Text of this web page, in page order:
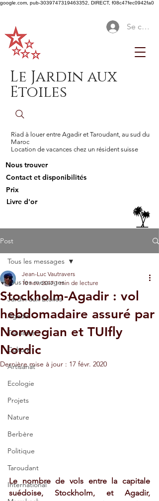
google.com, pub-3039747319463352, DIRECT, f08c47fec0942fa0
Se
Le Jardin aux
Etoiles
Riad à louer entre Agadir et Taroudant, au sud du
Maroc
Location de vacances chez un résident suisse
Nous trouver
Contact et disponibilités
Prix
Livre d'or
Post
Tous les messages
Jardin aux Etoiles
Agadir
Tourisme
Culture
Artisanat
Ecologie
Projets
Nature
Berbère
Politique
Taroudant
International
Tous les messages
Stockholm-Agadir : vol
hebdomadaire assuré par
Norwegian et TUIfly
Nordic
Jean-Luc Vautravers
10 nov. 2017 1 min de lecture
Dernière mise à jour : 17 févr. 2020
Le nombre de vols entre la capitale
suédoise, Stockholm, et Agadir,